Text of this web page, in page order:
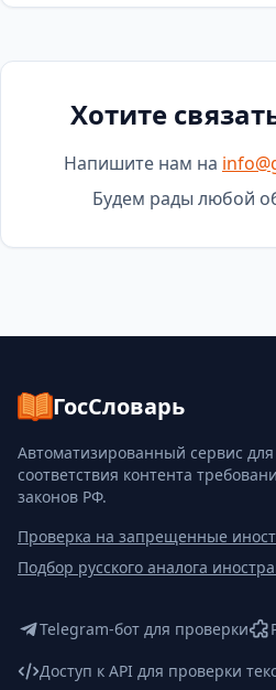
Хотите
Напишите нам на
Будем рады любой
ГосСловарь
Автоматизированный сервис
соответствия контента
законов РФ.
Проверка на запрещенные
Подбор русского аналога
Telegram-бот для проверки
Доступ к API для проверки